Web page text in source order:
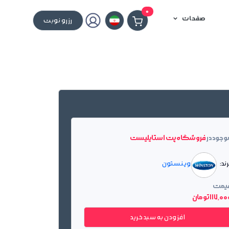
0
رزرو نوبت صفحات
درفروشگاه پت استایلیست
وینستون
تومان
افزودن به سبد خرید